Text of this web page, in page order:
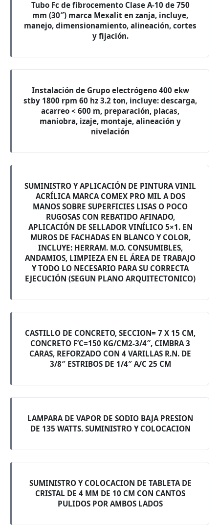
Tubo Fc de fibrocemento Clase A-10 de 750
mm (30″) marca Mexalit en zanja, incluye,
manejo, dimensionamiento, alineación, cortes
y fijación.
Instalación de Grupo electrógeno 400 ekw
stby 1800 rpm 60 hz 3.2 ton, incluye: descarga,
acarreo < 600 m, preparación, placas,
maniobra, izaje, montaje, alineación y
nivelación
SUMINISTRO Y APLICACIÓN DE PINTURA VINIL
ACRÍLICA MARCA COMEX PRO MIL A DOS
MANOS SOBRE SUPERFICIES LISAS O POCO
RUGOSAS CON REBATIDO AFINADO,
APLICACIÓN DE SELLADOR VINÍLICO 5×1. EN
MUROS DE FACHADAS EN BLANCO Y COLOR,
INCLUYE: HERRAM. M.O. CONSUMIBLES,
ANDAMIOS, LIMPIEZA EN EL ÁREA DE TRABAJO
Y TODO LO NECESARIO PARA SU CORRECTA
EJECUCIÓN (SEGUN PLANO ARQUITECTONICO)
CASTILLO DE CONCRETO, SECCION= 7 X 15 CM,
CONCRETO F’C=150 KG/CM2-3/4″, CIMBRA 3
CARAS, REFORZADO CON 4 VARILLAS R.N. DE
3/8″ ESTRIBOS DE 1/4″ A/C 25 CM
LAMPARA DE VAPOR DE SODIO BAJA PRESION
DE 135 WATTS. SUMINISTRO Y COLOCACION
SUMINISTRO Y COLOCACION DE TABLETA DE
CRISTAL DE 4 MM DE 10 CM CON CANTOS
PULIDOS POR AMBOS LADOS